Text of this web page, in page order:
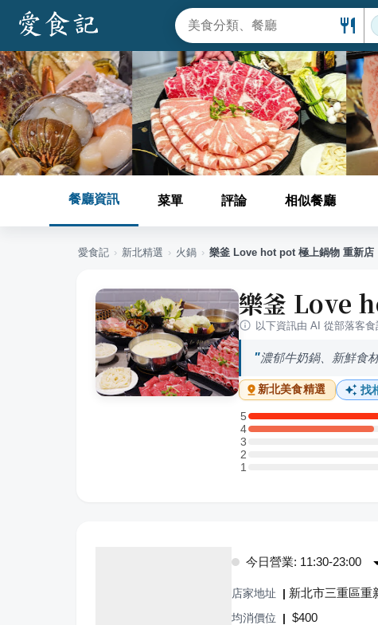
餐廳資訊 菜單 評論 相似餐廳
愛食記 › 新北精選 › 火鍋 › 樂釜 Love hot pot 極上鍋物 重新店
樂釜 Love
以下資訊由 AI 從部落客
濃郁牛奶鍋、新鮮食
新北美食精選 找
5
5 星：2 則評論
4
4 星：1 則評論
3
3 星：0 則評論
2
2 星：0 則評論
11 星：0 則評論
今日營業: 11:30-23:00
店家地址 | 新北市三重區重
均消價位 | $400